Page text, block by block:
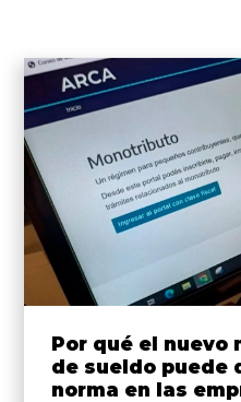
Por qué el nuevo
de sueldo puede
norma en las